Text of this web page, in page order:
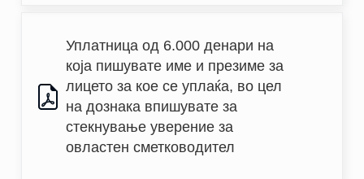
Уплатница од 6.000 денари на
која пишувате име и презиме за
лицето за кое се уплаќа, во цел
на дознака впишувате за
стекнување уверение за
овластен сметководител